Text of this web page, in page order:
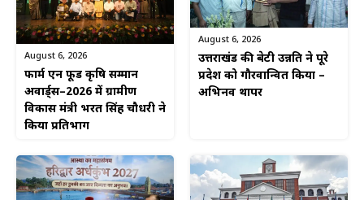
August 6, 2026
फार्म एन फूड कृषि सम्मान
अवार्ड्स–2026 में ग्रामीण
विकास मंत्री भरत सिंह चौधरी ने
किया प्रतिभाग
August 6, 2026
उत्तराखंड की बेटी उन्नति ने पूरे
प्रदेश को गौरवान्वित किया –
अभिनव थापर